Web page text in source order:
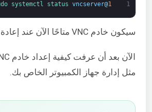
1
systemctl status vncserver@1
سيكون خادم VNC متاحًا الآن عند إعادة تشغيل الخادم الخاص بك.
مثل إدارة جهاز الكمبيوتر الخاص بك.